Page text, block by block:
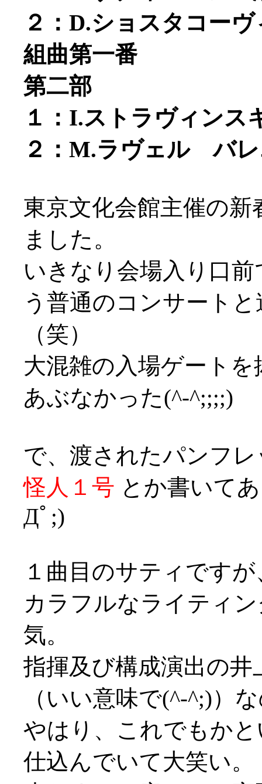
２：D.ショスタコー
組曲第一番
第二部
１：I.ストラヴィン
２：M.ラヴェル バ
東京文化会館主催の
ました。
いきなり会場入り口
う普通のコンサート
（笑）
大混雑の入場ゲート
あぶなかった(^-^;;;;)
で、渡されたパンフ
怪人１号 とか書いて
Дﾟ;)
１曲目のサティです
カラフルなライティ
気。
指揮及び構成演出の
（いい意味で(^-^;)）
やはり、これでもか
仕込んでいて大笑い。